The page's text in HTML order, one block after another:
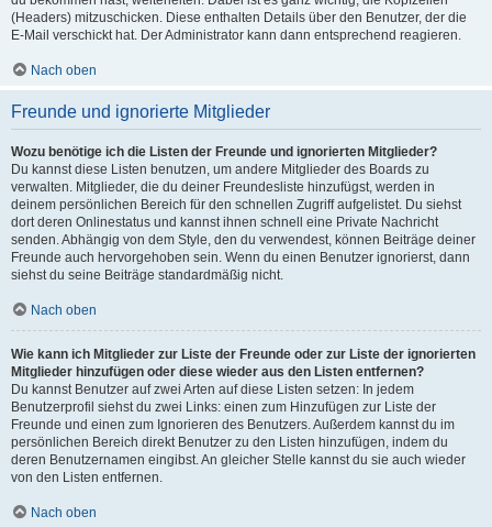
(Headers) mitzuschicken. Diese enthalten Details über den Benutzer, der die
E-Mail verschickt hat. Der Administrator kann dann entsprechend reagieren.
Nach oben
Freunde und ignorierte Mitglieder
Wozu benötige ich die Listen der Freunde und ignorierten Mitglieder?
Du kannst diese Listen benutzen, um andere Mitglieder des Boards zu
verwalten. Mitglieder, die du deiner Freundesliste hinzufügst, werden in
deinem persönlichen Bereich für den schnellen Zugriff aufgelistet. Du siehst
dort deren Onlinestatus und kannst ihnen schnell eine Private Nachricht
senden. Abhängig von dem Style, den du verwendest, können Beiträge deiner
Freunde auch hervorgehoben sein. Wenn du einen Benutzer ignorierst, dann
siehst du seine Beiträge standardmäßig nicht.
Nach oben
Wie kann ich Mitglieder zur Liste der Freunde oder zur Liste der ignorierten
Mitglieder hinzufügen oder diese wieder aus den Listen entfernen?
Du kannst Benutzer auf zwei Arten auf diese Listen setzen: In jedem
Benutzerprofil siehst du zwei Links: einen zum Hinzufügen zur Liste der
Freunde und einen zum Ignorieren des Benutzers. Außerdem kannst du im
persönlichen Bereich direkt Benutzer zu den Listen hinzufügen, indem du
deren Benutzernamen eingibst. An gleicher Stelle kannst du sie auch wieder
von den Listen entfernen.
Nach oben